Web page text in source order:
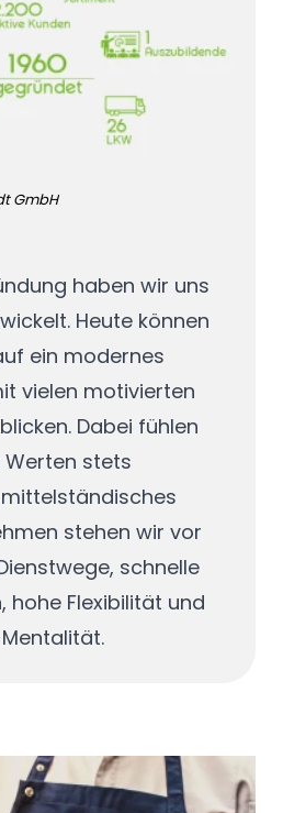
haben wir uns
Heute können
ein modernes
vielen motivierten
Dabei fühlen
stets
stehen wir vor
schnelle
hohe Flexibilität und
GmbH